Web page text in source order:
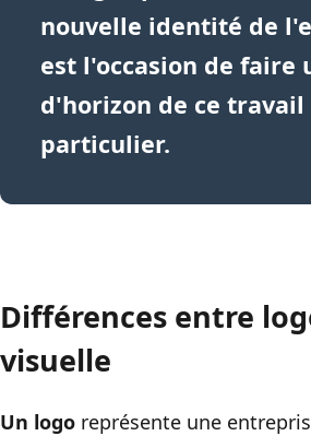
nouvelle identité de
est l'occasion de faire
d'horizon de ce travail
particulier.
Différences entre
visuelle
Un logo représente une